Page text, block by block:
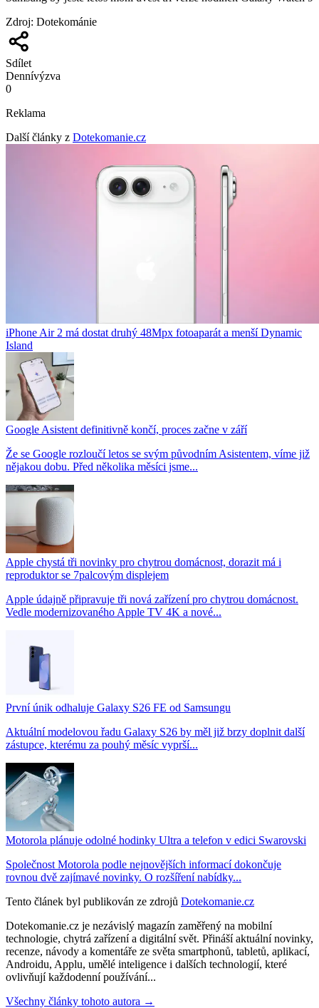
Zdroj: Dotekománie
Sdílet
Dennívýzva
0
Reklama
Další články z Dotekomanie.cz
iPhone Air 2 má dostat druhý 48Mpx fotoaparát a menší Dynamic
Island
Google Asistent definitivně končí, proces začne v září
Že se Google rozloučí letos se svým původním Asistentem, víme již
nějakou dobu. Před několika měsíci jsme...
Apple chystá tři novinky pro chytrou domácnost, dorazit má i
reproduktor se 7palcovým displejem
Apple údajně připravuje tři nová zařízení pro chytrou domácnost.
Vedle modernizovaného Apple TV 4K a nové...
První únik odhaluje Galaxy S26 FE od Samsungu
Aktuální modelovou řadu Galaxy S26 by měl již brzy doplnit další
zástupce, kterému za pouhý měsíc vyprší...
Motorola plánuje odolné hodinky Ultra a telefon v edici Swarovski
Společnost Motorola podle nejnovějších informací dokončuje
rovnou dvě zajímavé novinky. O rozšíření nabídky...
Tento článek byl publikován ze zdrojů Dotekomanie.cz
Dotekomanie.cz je nezávislý magazín zaměřený na mobilní
technologie, chytrá zařízení a digitální svět. Přináší aktuální novinky,
recenze, návody a komentáře ze světa smartphonů, tabletů, aplikací,
Androidu, Applu, umělé inteligence i dalších technologií, které
ovlivňují každodenní používání...
Všechny články tohoto autora →